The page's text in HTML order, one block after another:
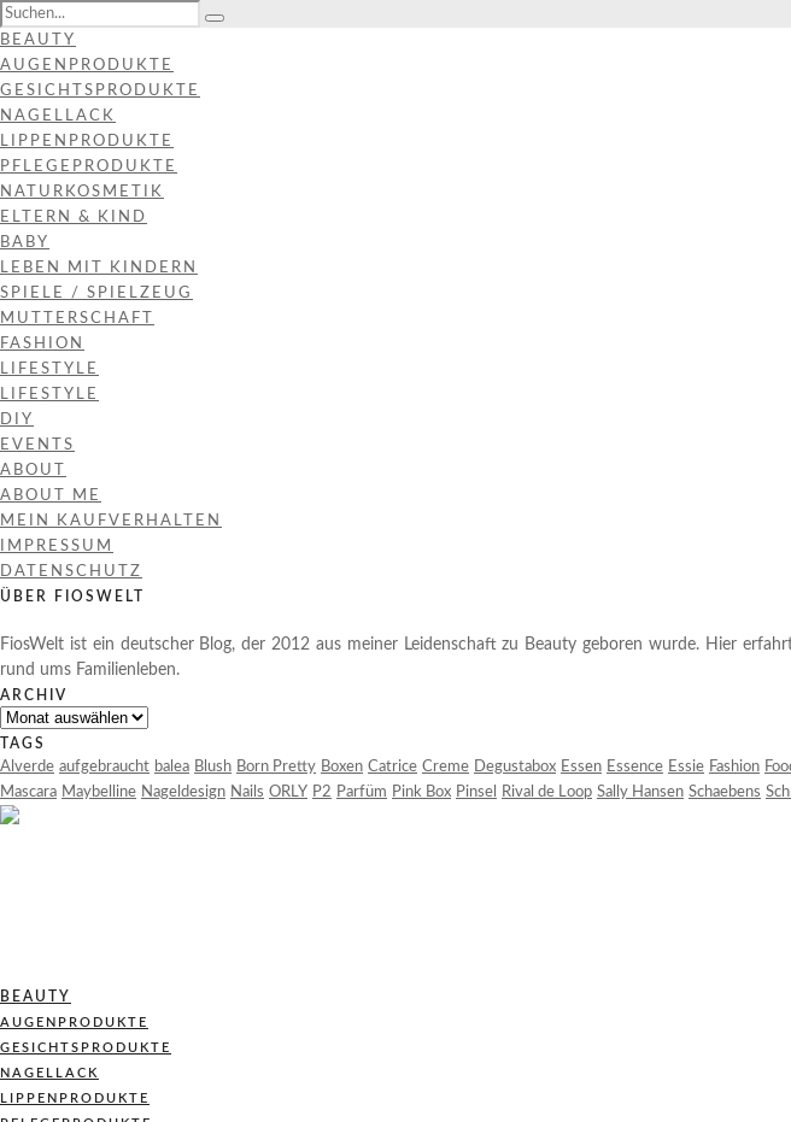
BEAUTY
AUGENPRODUKTE
GESICHTSPRODUKTE
NAGELLACK
LIPPENPRODUKTE
PFLEGEPRODUKTE
NATURKOSMETIK
ELTERN & KIND
BABY
LEBEN MIT KINDERN
SPIELE / SPIELZEUG
MUTTERSCHAFT
FASHION
LIFESTYLE
LIFESTYLE
DIY
EVENTS
ABOUT
ABOUT ME
MEIN KAUFVERHALTEN
IMPRESSUM
DATENSCHUTZ
ÜBER FIOSWELT
FiosWelt ist ein deutscher Blog, der 2012 aus meiner Leidenschaft zu Beauty geboren wurde. Hier
rund ums Familienleben.
ARCHIV
Archiv
TAGS
Alverde aufgebraucht balea Blush Born Pretty Boxen Catrice Creme Degustabox Essen Essence Essie Fashion
Mascara Maybelline Nageldesign Nails ORLY P2 Parfüm Pink Box Pinsel Rival de Loop Sally Hansen Schaebens
BEAUTY
AUGENPRODUKTE
GESICHTSPRODUKTE
NAGELLACK
LIPPENPRODUKTE